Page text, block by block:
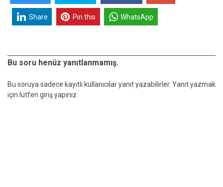
Share Pin this WhatsApp
Bu soru henüz yanıtlanmamış.
Bu soruya sadece kayıtlı kullanıcılar yanıt yazabilirler. Yanıt yazmak
için lütfen giriş yapınız.